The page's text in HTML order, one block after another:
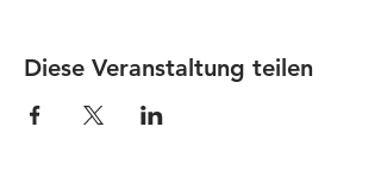
Diese Veranstaltung teilen